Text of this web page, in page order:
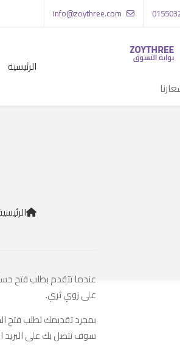
info@zoythree.com
الرئيسية
عندما تتقدم بطلب فتح
على زوي ثري.
سوف نتصل بك على البريد